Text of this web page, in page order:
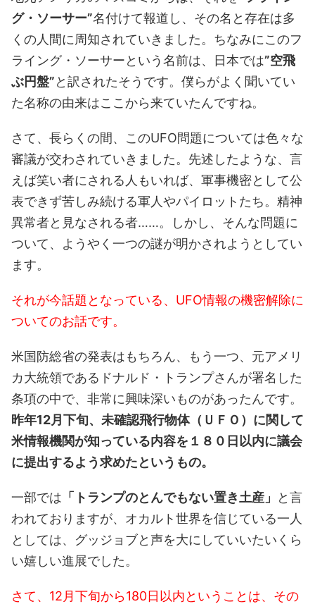
グ・ソーサー”名付けて報道し、その名と存在は多
くの人間に周知されていきました。ちなみにこのフ
ライング・ソーサーという名前は、日本では”空飛
ぶ円盤”と訳されたそうです。僕らがよく聞いてい
た名称の由来はここから来ていたんですね。
さて、長らくの間、このUFO問題については色々な
審議が交わされていきました。先述したような、言
えば笑い者にされる人もいれば、軍事機密として公
表できず苦しみ続ける軍人やパイロットたち。精神
異常者と見なされる者……。しかし、そんな問題に
ついて、ようやく一つの謎が明かされようとしてい
ます。
それが今話題となっている、UFO情報の機密解除に
ついてのお話です。
米国防総省の発表はもちろん、もう一つ、元アメリ
カ大統領であるドナルド・トランプさんが署名した
条項の中で、非常に興味深いものがあったんです。
昨年12月下旬、未確認飛行物体（ＵＦＯ）に関して
米情報機関が知っている内容を１８０日以内に議会
に提出するよう求めたというもの。
一部では 「トランプのとんでもない置き土産」
と言
われておりますが、オカルト世界を信じている一人
としては、グッジョブと声を大にしていいたいくら
い嬉しい進展でした。
さて、12月下旬から180日以内ということは、その